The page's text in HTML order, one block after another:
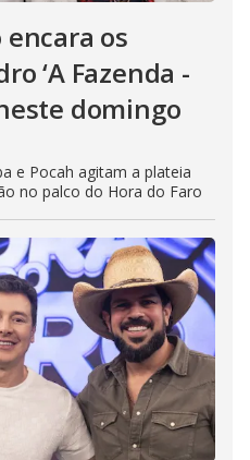
os
‘A Fazenda -
domingo
e Pocah agitam a plateia
no palco do Hora do Faro